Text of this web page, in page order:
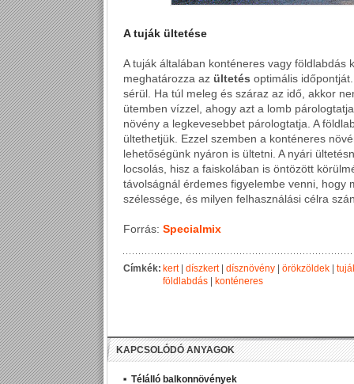
A tuják ültetése
A tuják általában konténeres vagy
meghatározza az ültetés optimális
sérül. Ha túl meleg és száraz az idő, akkor
ütemben vízzel, ahogy azt a lomb
növény a legkevesebbet párologtatja. A
ültethetjük. Ezzel szemben a konténeres
lehetőségünk nyáron is ültetni. A nyári
locsolás, hisz a faiskolában is öntözött
távolságnál érdemes figyelembe venni, hogy
szélessége, és milyen felhasználási célra
Forrás: Specialmix
Címkék: kert| díszkert| dísznövény örökzöldek
földlabdás
konténeres
KAPCSOLÓDÓ ANYAGOK
Télálló balkonnövények